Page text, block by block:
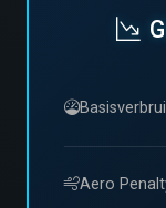
Aero